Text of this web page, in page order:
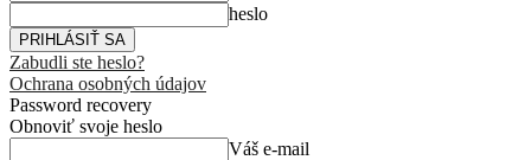
heslo
Zabudli ste heslo?
Ochrana osobných údajov
Password recovery
Obnoviť svoje heslo
Váš e-mail